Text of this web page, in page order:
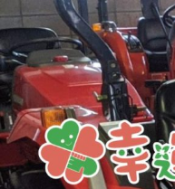
ン
テ
ン
ツ
へ
ス
キ
プ